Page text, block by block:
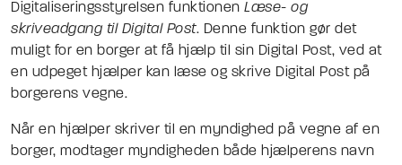
Digitaliseringsstyrelsen funktionen Læse- og
skriveadgang til Digital Post. Denne funktion gør det
muligt for en borger at få hjælp til sin Digital Post, ved at
en udpeget hjælper kan læse og skrive Digital Post på
borgerens vegne.
Når en hjælper skriver til en myndighed på vegne af en
borger, modtager myndigheden både hjælperens navn